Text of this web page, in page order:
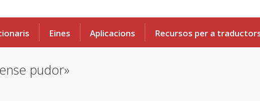
Eines Aplicacions Recursos per a
pudor»